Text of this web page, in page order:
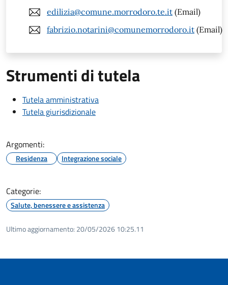
edilizia@comune.morrodoro.te.it (Email)
fabrizio.notarini@comunemorrodoro.it (Email)
Strumenti di tutela
Tutela amministrativa
Tutela giurisdizionale
Argomenti:
Residenza Integrazione sociale
Categorie:
Salute, benessere e assistenza
Ultimo aggiornamento: 20/05/2026 10:25.11